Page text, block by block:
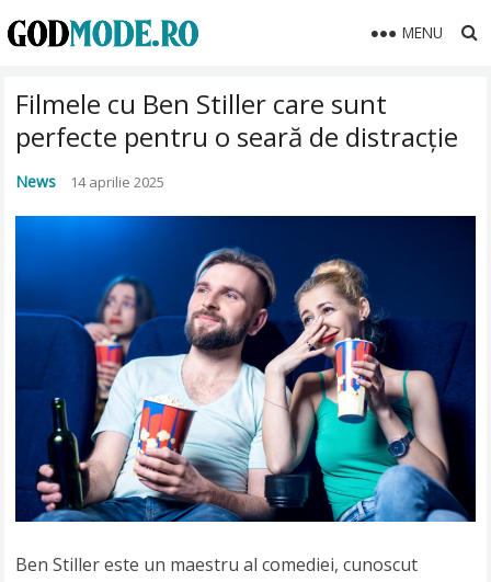
MENU
Filmele cu Ben Stiller care sunt
perfecte pentru o seară de distracție
News 14 aprilie 2025
Ben Stiller este un maestru al comediei, cunoscut